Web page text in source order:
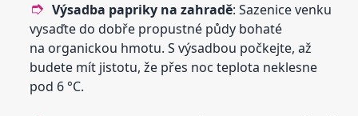
Výsadba papriky na zahradě: Sazenice venku
vysaďte do dobře propustné půdy bohaté
na organickou hmotu. S výsadbou počkejte, až
budete mít jistotu, že přes noc teplota neklesne
pod 6 °C.